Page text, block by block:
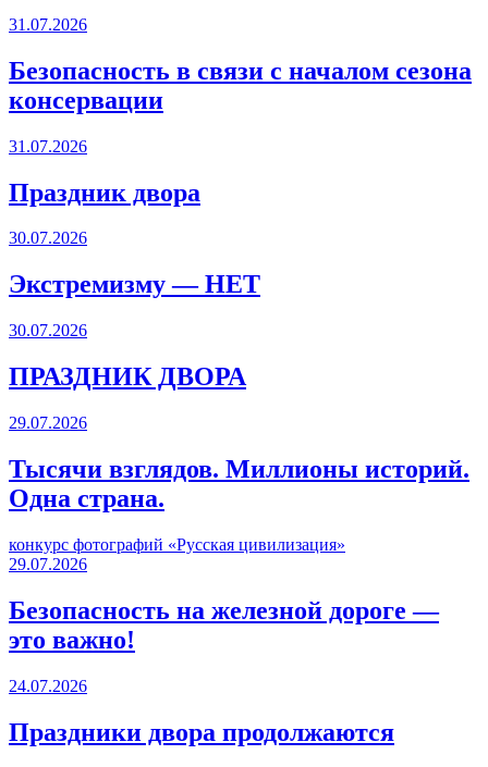
31.07.2026
Безопасность в связи с началом сезона
консервации
31.07.2026
Праздник двора
30.07.2026
Экстремизму — НЕТ
30.07.2026
ПРАЗДНИК ДВОРА️
29.07.2026
Тысячи взглядов. Миллионы историй.
Одна страна.
конкурс фотографий «Русская цивилизация»
29.07.2026
Безопасность на железной дороге —
это важно!
24.07.2026
Праздники двора продолжаются